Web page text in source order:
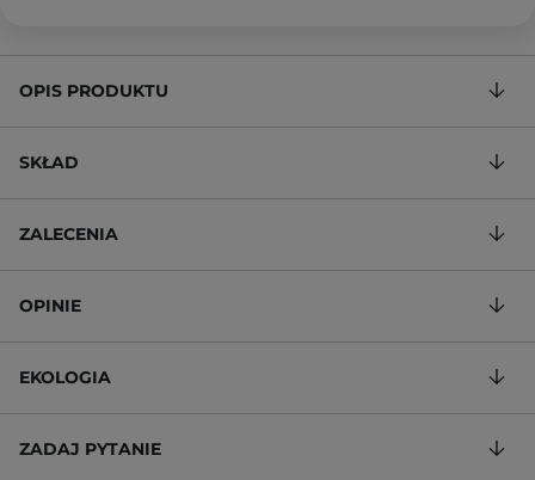
OPIS PRODUKTU
SKŁAD
ZALECENIA
OPINIE
EKOLOGIA
ZADAJ PYTANIE